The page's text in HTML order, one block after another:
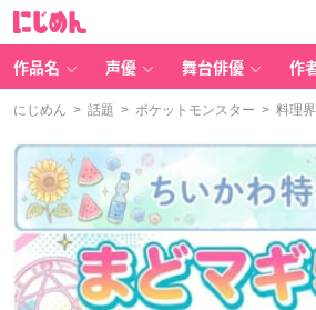
作品名 声優 舞台俳優 作
にじめん > 話題 > ポケットモンスター > 料理